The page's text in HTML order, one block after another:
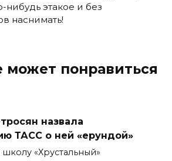
нибудь этакое и без
наснимать!
может понравиться
назвала
ТАСС о ней «ерундой»
«Хрустальный»